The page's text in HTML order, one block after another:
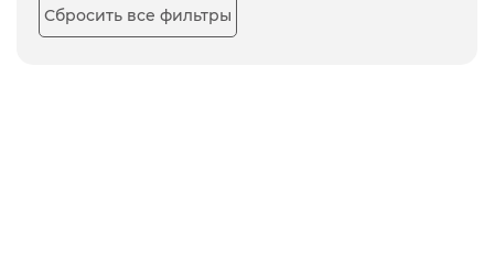
Сбросить все фильтры